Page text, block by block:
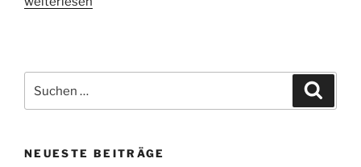
nach:
NEUESTE BEITRÄGE